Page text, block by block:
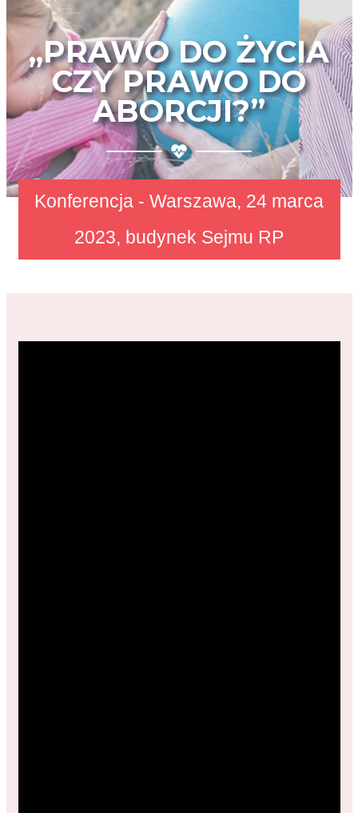
„PRAWO DO ŻYCIA
CZY PRAWO DO
ABORCJI?”
Konferencja - Warszawa, 24 marca
2023, budynek Sejmu RP